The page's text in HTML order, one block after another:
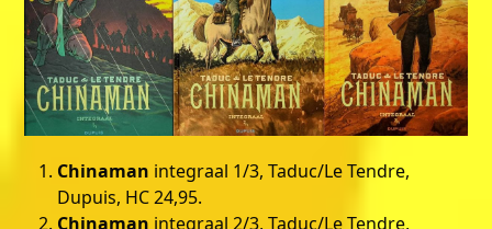
Chinaman integraal 1/3, Taduc/Le Tendre,
Dupuis, HC 24,95.
Chinaman integraal 2/3, Taduc/Le Tendre,